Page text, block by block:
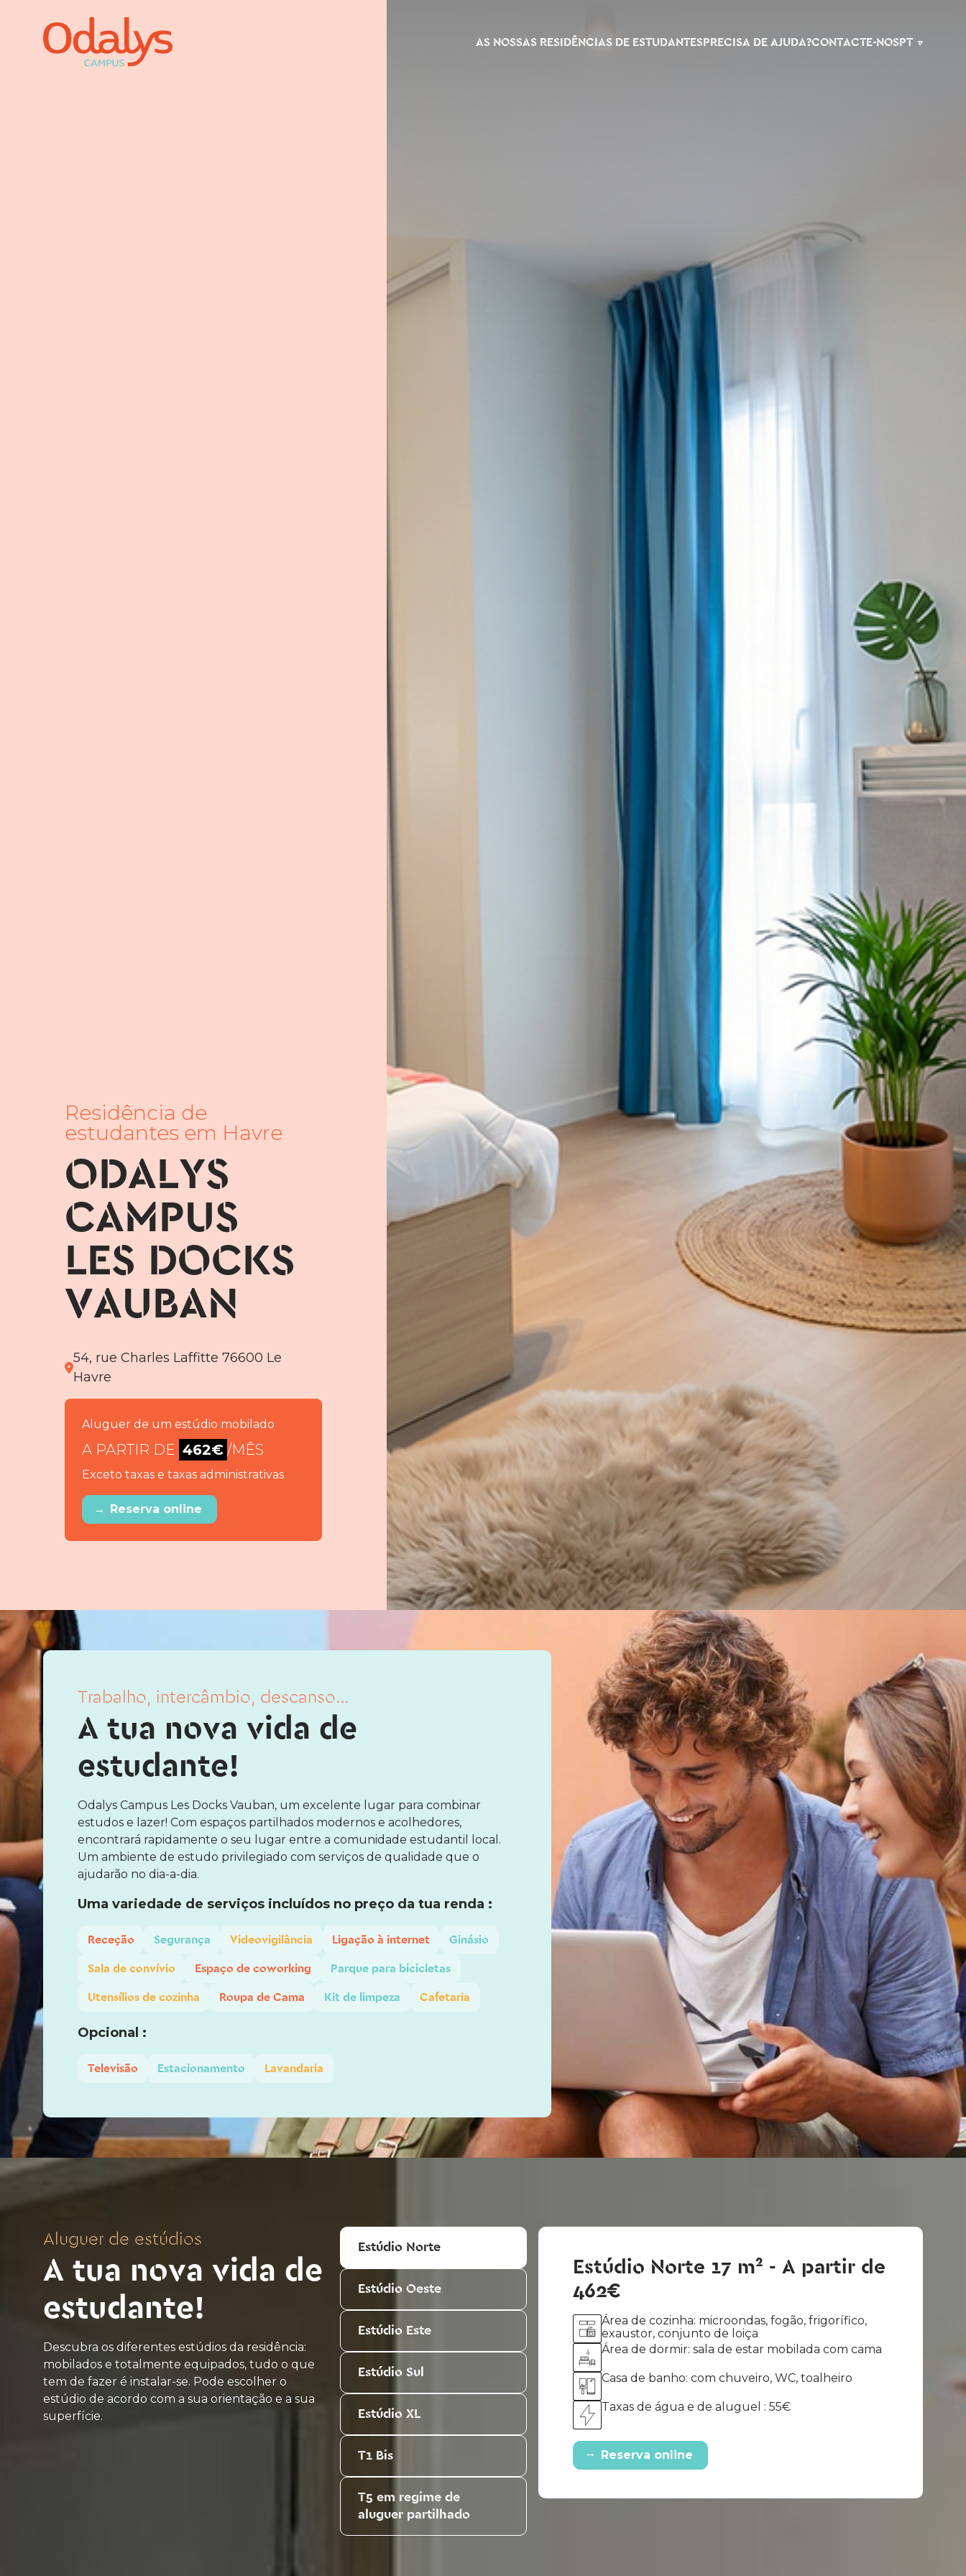
AS NOSSAS RESIDÊNCIAS DE ESTUDANTESPRECISA DE AJUDA?CONTACTE-NOSPT
Residência de
estudantes em Havre
ODALYS
CAMPUS
LES DOCKS
VAUBAN
54, rue Charles Laffitte 76600 Le
Havre
Aluguer de um estúdio mobilado
A PARTIR DE 462€ /MÊS
Exceto taxas e taxas administrativas
→ Reserva online
Trabalho, intercâmbio, descanso...
A tua nova vida de
estudante!
Odalys Campus Les Docks Vauban, um excelente lugar para combinar
estudos e lazer! Com espaços partilhados modernos e acolhedores,
encontrará rapidamente o seu lugar entre a comunidade estudantil local.
Um ambiente de estudo privilegiado com serviços de qualidade que o
ajudarão no dia-a-dia.
Uma variedade de serviços incluídos no preço da tua renda :
Receção Segurança Videovigilância Ligação à internet
Ginásio
Sala de convívio
Espaço de coworking
Parque para bicicletas
Utensílios de cozinha
Roupa de Cama Kit de limpeza Cafetaria
Opcional :
Televisão Estacionamento Lavandaria
Aluguer de estúdios
A tua nova vida de
estudante!
Descubra os diferentes estúdios da residência:
mobilados e totalmente equipados, tudo o que
tem de fazer é instalar-se. Pode escolher o
estúdio de acordo com a sua orientação e a sua
superfície.
Estúdio Norte
Estúdio Oeste
Estúdio Este
Estúdio Sul
Estúdio XL
T1 Bis
T5 em regime de
aluguer partilhado
Estúdio Norte 17 m² - A partir de
462€
Área de cozinha: microondas, fogão, frigorífico,
exaustor, conjunto de loiça
Área de dormir: sala de estar mobilada com cama
Casa de banho: com chuveiro, WC, toalheiro
Taxas de água e de aluguel : 55€
→ Reserva online